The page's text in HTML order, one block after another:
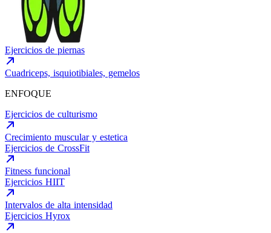
Ejercicios de piernas
Cuadriceps, isquiotibiales, gemelos
ENFOQUE
Ejercicios de culturismo
Crecimiento muscular y estetica
Ejercicios de CrossFit
Fitness funcional
Ejercicios HIIT
Intervalos de alta intensidad
Ejercicios Hyrox